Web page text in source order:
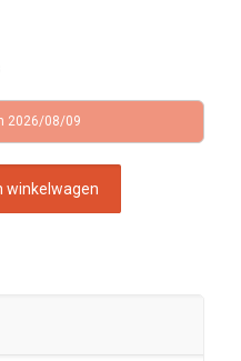
2026/08/09
winkelwagen